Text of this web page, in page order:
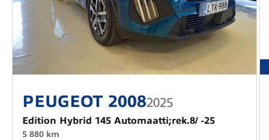
PEUGEOT 20082025
Edition Hybrid 145 Automaatti;rek.8/ -25
5 880 km